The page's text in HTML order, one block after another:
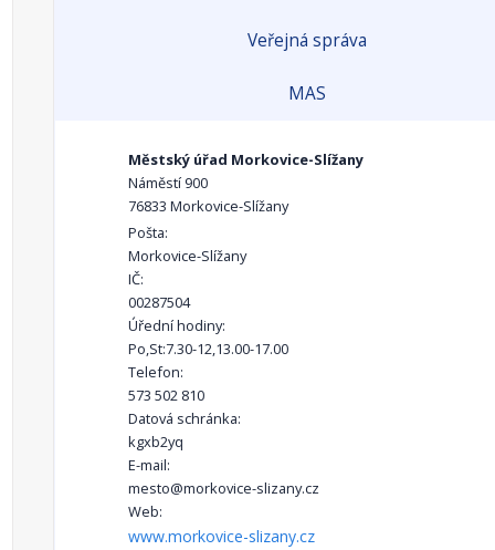
Veřejná správa
MAS
Městský úřad Morkovice-Slížany
Náměstí 900
76833 Morkovice-Slížany
Pošta:
Morkovice-Slížany
IČ:
00287504
Úřední hodiny:
Po,St:7.30-12,13.00-17.00
Telefon:
573 502 810
Datová schránka:
kgxb2yq
E-mail:
mesto@morkovice-slizany.cz
Web:
www.morkovice-slizany.cz